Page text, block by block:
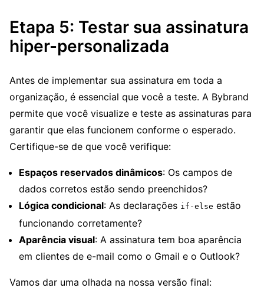
Etapa 5: Testar sua assinatura
hiper-personalizada
Antes de implementar sua assinatura em toda a
organização, é essencial que você a teste. A Bybrand
permite que você visualize e teste as assinaturas para
garantir que elas funcionem conforme o esperado.
Certifique-se de que você verifique:
Espaços reservados dinâmicos: Os campos de
dados corretos estão sendo preenchidos?
Lógica condicional: As declarações if-else estão
funcionando corretamente?
Aparência visual: A assinatura tem boa aparência
em clientes de e-mail como o Gmail e o Outlook?
Vamos dar uma olhada na nossa versão final: